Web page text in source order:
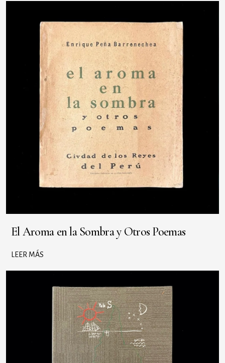
El Aroma en la Sombra y Otros Poemas
LEER MÁS